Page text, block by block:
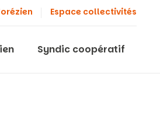
Espace collectivités
Syndic coopératif